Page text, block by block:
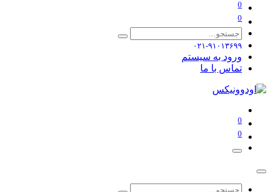
0
0
۰۲۱-۹۱۰۱۳۶۹۹
ورود به سیستم
تماس با ما
0
0